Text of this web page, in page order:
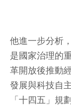
他進一步分析
是國家治理的
革開放後推動
發展與科技自
「十四五」規